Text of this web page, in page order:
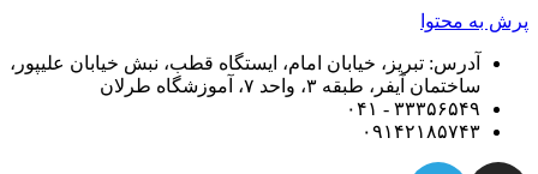
پرش به محتوا
آدرس: تبریز، خیابان امام، ایستگاه قطب، نبش خیابان علیپور،
ساختمان آیفر، طبقه ۳، واحد ۷، آموزشگاه طرلان
۳۳۳۵۶۵۴۹ - ۰۴۱
۰۹۱۴۲۱۸۵۷۴۳